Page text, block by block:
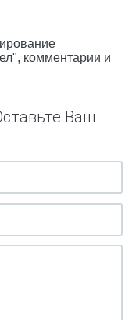
комментарии и
Ваш